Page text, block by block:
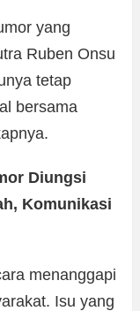
yang
Ruben Onsu
tetap
bersama
Diungsi
Komunikasi
menanggapi
Isu yang